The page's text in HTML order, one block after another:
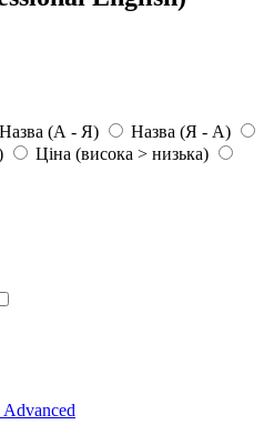
Назва (А - Я)
Назва (Я - А)
Ціна (висока > низька)